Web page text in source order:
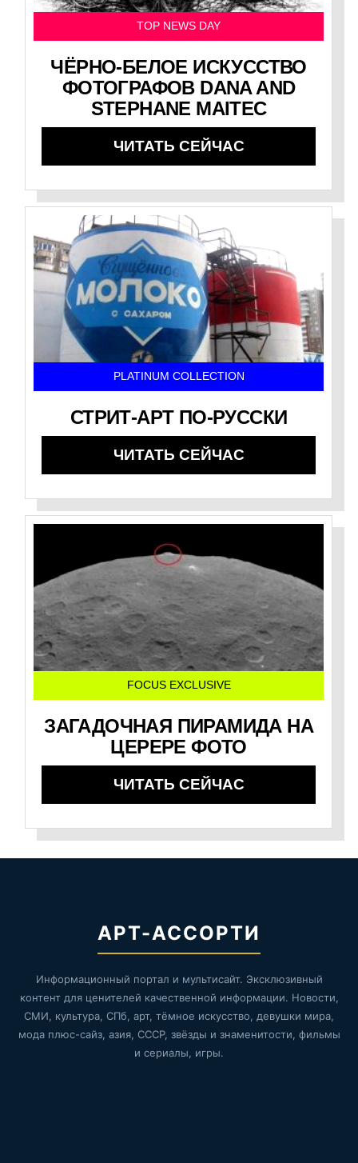
TOP NEWS DAY
ЧЁРНО-БЕЛОЕ ИСКУССТВО
ФОТОГРАФОВ DANA AND
STEPHANE MAITEC
ЧИТАТЬ СЕЙЧАС
PLATINUM COLLECTION
СТРИТ-АРТ ПО-РУССКИ
ЧИТАТЬ СЕЙЧАС
FOCUS EXCLUSIVE
ЗАГАДОЧНАЯ ПИРАМИДА НА
ЦЕРЕРЕ ФОТО
ЧИТАТЬ СЕЙЧАС
АРТ-АССОРТИ
Информационный портал и мультисайт. Эксклюзивный
контент для ценителей качественной информации. Новости,
СМИ, культура, СПб, арт, тёмное искусство, девушки мира,
мода плюс-сайз, азия, СССР, звёзды и знаменитости, фильмы
и сериалы, игры.